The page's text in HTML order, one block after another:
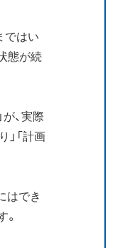
ではい
態が続
、実際
「計画
はでき